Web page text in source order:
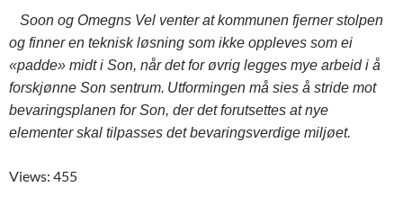
Soon og Omegns Vel venter at kommunen fjerner stolpen
og finner en teknisk løsning som ikke oppleves som ei
«padde» midt i Son, når det for øvrig legges mye arbeid i å
forskjønne Son sentrum. Utformingen må sies å stride mot
bevaringsplanen for Son, der det forutsettes at nye
elementer skal tilpasses det bevaringsverdige miljøet.
Views: 455